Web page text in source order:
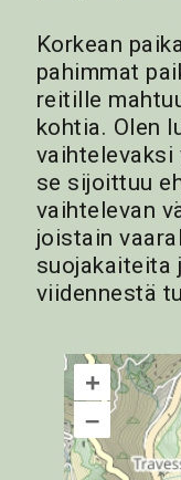
Korkean
pahimmat
reitille
kohtia. Olen
vaihtelevaksi
se sijoittuu
vaihtelevan
joistain
suojakaiteita
viidennestä
+
–